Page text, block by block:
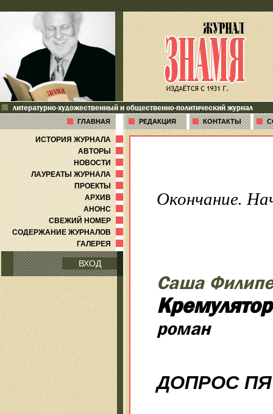
литературно-художественный и общественно-политический журнал
ГЛАВНАЯ РЕДАКЦИЯ КОНТАКТЫ
ИСТОРИЯ ЖУРНАЛА
АВТОРЫ
НОВОСТИ
ЛАУРЕАТЫ ЖУРНАЛА
ПРОЕКТЫ
АРХИВ
АНОНС
СВЕЖИЙ НОМЕР
СОДЕРЖАНИЕ ЖУРНАЛОВ
ГАЛЕРЕЯ
ВХОД
Окончание.
Саша
Кремулятор
роман
ДОПРОС